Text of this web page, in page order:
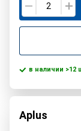
в наличии >12
Aplus